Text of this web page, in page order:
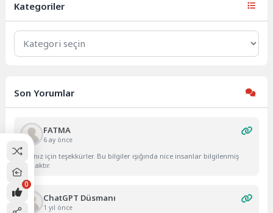
daha sıkı kurallara...
Kategoriler
Kategoriler
Son Yorumlar
FATMA
6 ay önce
Yazınız için teşekkürler. Bu bilgiler ışığında nice insanlar bilgilenmiş
olacaktır.
ChatGPT Düsmanı
1 yıl önce
0